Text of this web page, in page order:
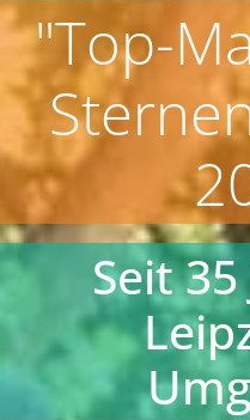
"Top-
Seit